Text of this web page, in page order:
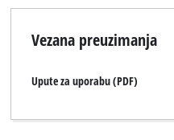
Vezana preuzimanja
Upute za uporabu (PDF)